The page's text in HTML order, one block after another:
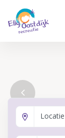
Locatie